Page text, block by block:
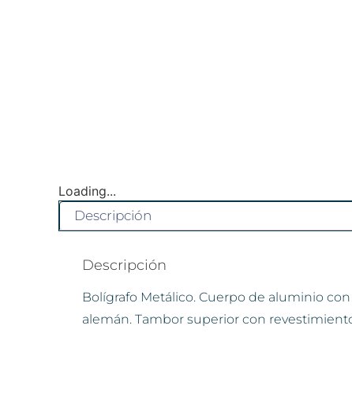
Loading...
Descripción
Descripción
Bolígrafo Metálico. Cuerpo de aluminio
alemán. Tambor superior con